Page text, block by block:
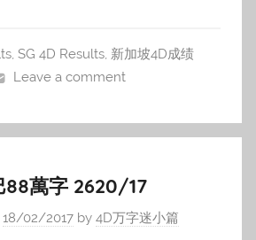
, SG 4D Results, 新加坡4D成绩
Leave a comment
88萬字 2620/17
18/02/2017by 4D万字迷小篇